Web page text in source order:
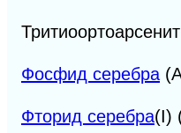
Фосфид серебра
Фторид серебра(I)